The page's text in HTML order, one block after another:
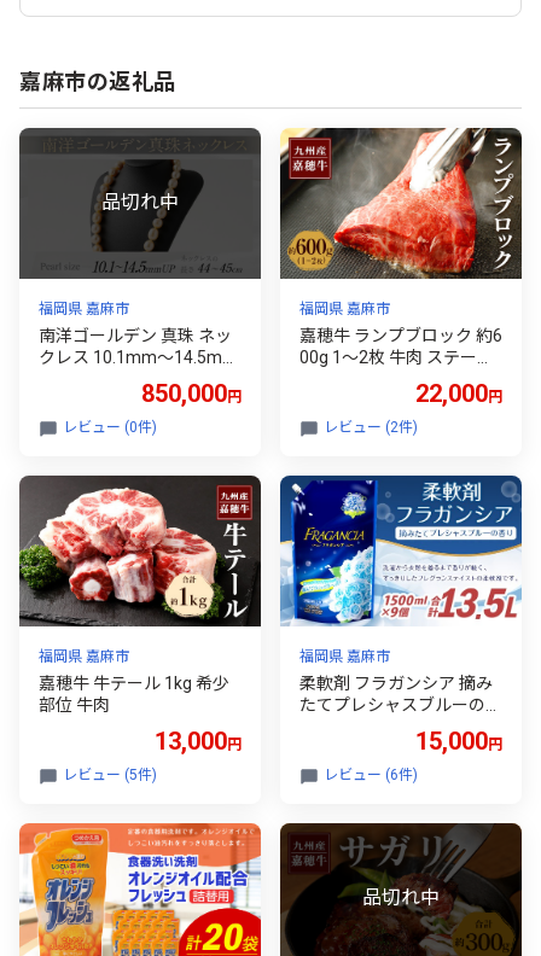
嘉麻市の返礼品
福岡県 嘉麻市
南洋ゴールデン 真珠 ネッ
クレス 10.1mm～14.5mm
850,000円
レビュー (0件)
福岡県 嘉麻市
嘉穂牛 ランプブロック 約6
00g 1～2枚 牛肉 ステーキ
22,000円
レビュー (2件)
福岡県 嘉麻市
嘉穂牛 牛テール 1kg 希少
部位 牛肉
13,000円
レビュー (5件)
福岡県 嘉麻市
柔軟剤 フラガンシア 摘み
たてプレシャスブルーの香
軟剤 大容量 洗濯 フレグラ
ンス
15,000円
レビュー (6件)